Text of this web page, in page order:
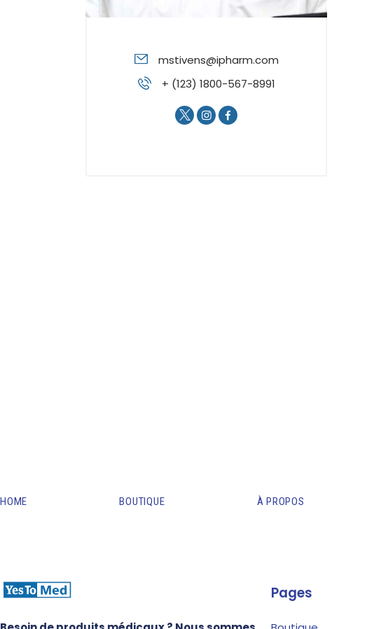
mstivens@ipharm.com
+ (123) 1800-567-8991
HOME BOUTIQUE À PROPOS
Pages